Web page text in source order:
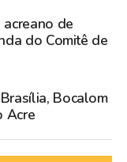
de
do Comitê de
Bocalom
Acre